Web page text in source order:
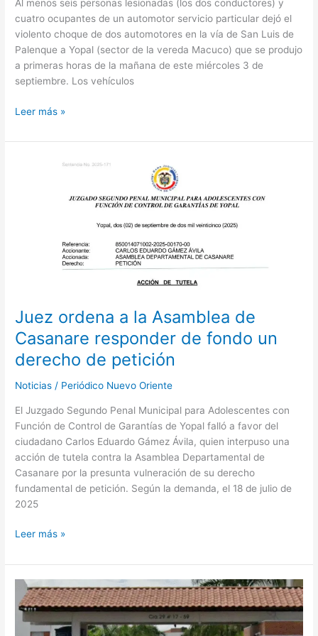
Al menos seis personas lesionadas (los dos conductores) y
cuatro ocupantes de un automotor servicio particular dejó el
violento choque de dos automotores en la vía de San Luis de
Palenque a Yopal (sector de la vereda Macuco) que se produjo
a primeras horas de la mañana de este miércoles 3 de
septiembre. Los vehículos
Leer más »
Juez ordena a la Asamblea de
Casanare responder de fondo un
derecho de petición
Noticias / Periódico Nuevo Oriente
El Juzgado Segundo Penal Municipal para Adolescentes con
Función de Control de Garantías de Yopal falló a favor del
ciudadano Carlos Eduardo Gámez Ávila, quien interpuso una
acción de tutela contra la Asamblea Departamental de
Casanare por la presunta vulneración de su derecho
fundamental de petición. Según la demanda, el 18 de julio de
2025
un
derecho
de
petición
Leer más »
DISFRAZADOS
DE
POLICÍAS,
SIETE